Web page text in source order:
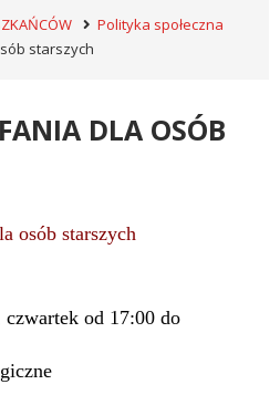
Polityka społeczna
starszych
DLA OSÓB
osób starszych
czwartek od 17:00 do